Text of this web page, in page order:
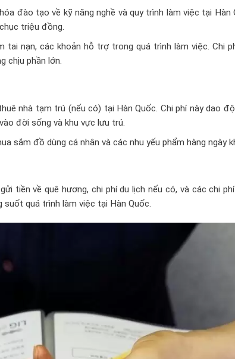
đào tạo về kỹ năng nghề và quy trình làm việc tại Hàn
triệu đồng.
tai nạn, các khoản hỗ trợ trong quá trình làm việc. Chi
chịu phần lớn.
nhà tạm trú (nếu có) tại Hàn Quốc. Chi phí này dao
đời sống và khu vực lưu trú.
sắm đồ dùng cá nhân và các nhu yếu phẩm hàng ngày
tiền về quê hương, chi phí du lịch nếu có, và các chi
quá trình làm việc tại Hàn Quốc.